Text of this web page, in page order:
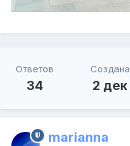
Ответов
34
Создана
2 дек
marianna